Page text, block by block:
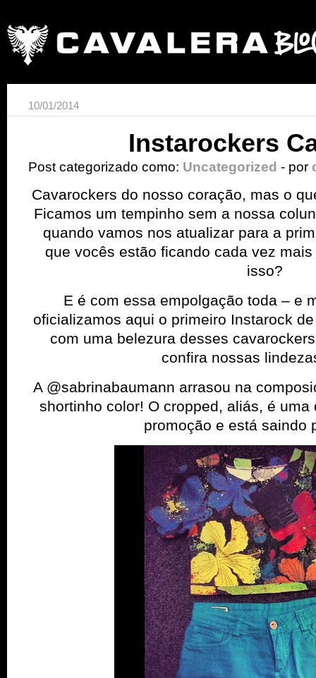
10/01/2014
Instarockers
Post categorizado como: Uncategorized - por
Cavarockers do nosso coração, mas o
Ficamos um tempinho sem a nossa
quando vamos nos atualizar para a
que vocês estão ficando cada vez
isso?
E é com essa empolgação toda – e
oficializamos aqui o primeiro Instarock
com uma belezura desses
confira nossas
A @sabrinabaumann arrasou na
shortinho color! O cropped, aliás, é
promoção e está saindo